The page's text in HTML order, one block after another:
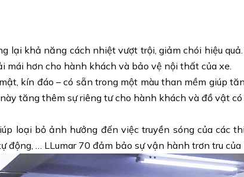
lại khả năng cách nhiệt vượt trội, giảm chói hiệu quả.
hơn cho hành khách và bảo vệ nội thất của xe.
kín đáo – có sẵn trong một màu than mềm giúp
tăng thêm sự riêng tư cho hành khách và đồ vật
loại bỏ ảnh hưởng đến việc truyền sóng của các
động, … LLumar 70 đảm bảo sự vận hành trơn tru của